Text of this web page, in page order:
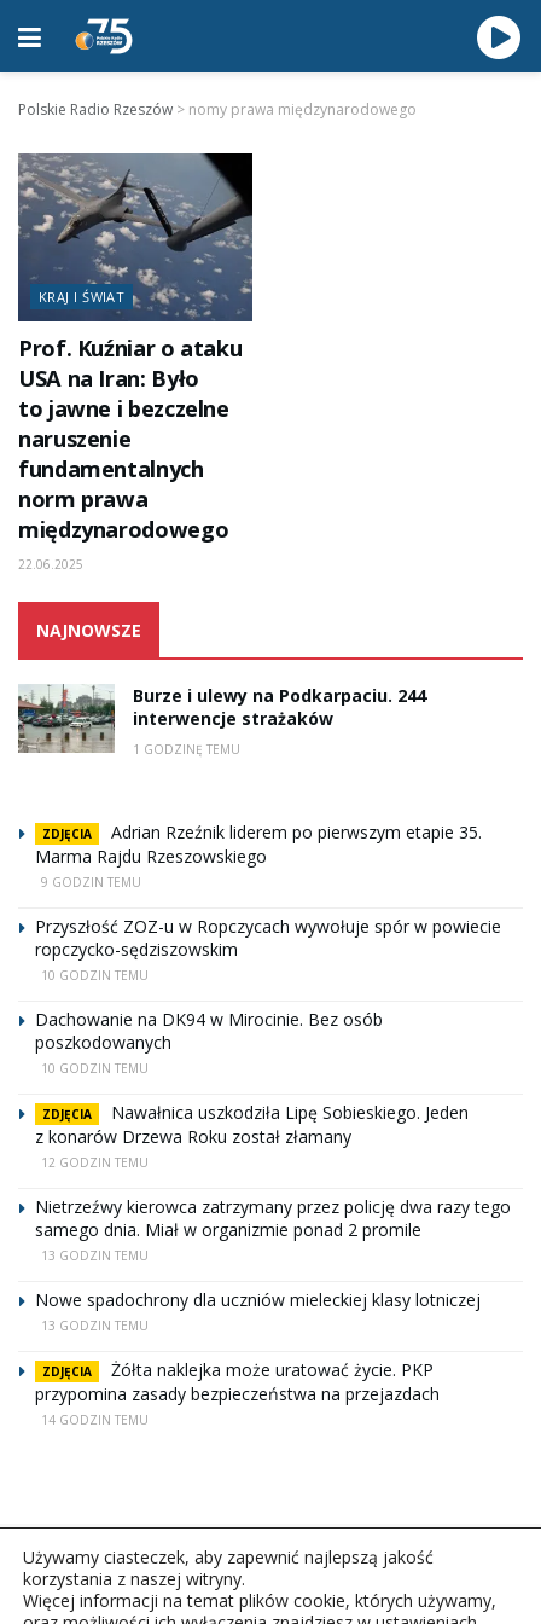
Polskie Radio Rzeszów > nomy prawa międzynarodowego
KRAJ I ŚWIAT
Prof. Kuźniar o ataku
USA na Iran: Było
to jawne i bezczelne
naruszenie
fundamentalnych
norm prawa
międzynarodowego
22.06.2025
NAJNOWSZE
Burze i ulewy na Podkarpaciu. 244
interwencje strażaków
1 GODZINĘ TEMU
ZDJĘCIA
Adrian Rzeźnik liderem po pierwszym etapie 35.
Marma Rajdu Rzeszowskiego
9 GODZIN TEMU
Przyszłość ZOZ-u w Ropczycach wywołuje spór w powiecie
ropczycko-sędziszowskim
10 GODZIN TEMU
Dachowanie na DK94 w Mirocinie. Bez osób
poszkodowanych
10 GODZIN TEMU
ZDJĘCIA
Nawałnica uszkodziła Lipę Sobieskiego. Jeden
z konarów Drzewa Roku został złamany
12 GODZIN TEMU
Nietrzeźwy kierowca zatrzymany przez policję dwa razy tego
samego dnia. Miał w organizmie ponad 2 promile
13 GODZIN TEMU
Nowe spadochrony dla uczniów mieleckiej klasy lotniczej
13 GODZIN TEMU
ZDJĘCIA
Żółta naklejka może uratować życie. PKP
przypomina zasady bezpieczeństwa na przejazdach
14 GODZIN TEMU
Używamy ciasteczek, aby zapewnić najlepszą jakość
korzystania z naszej witryny.
Więcej informacji na temat plików cookie, których używamy,